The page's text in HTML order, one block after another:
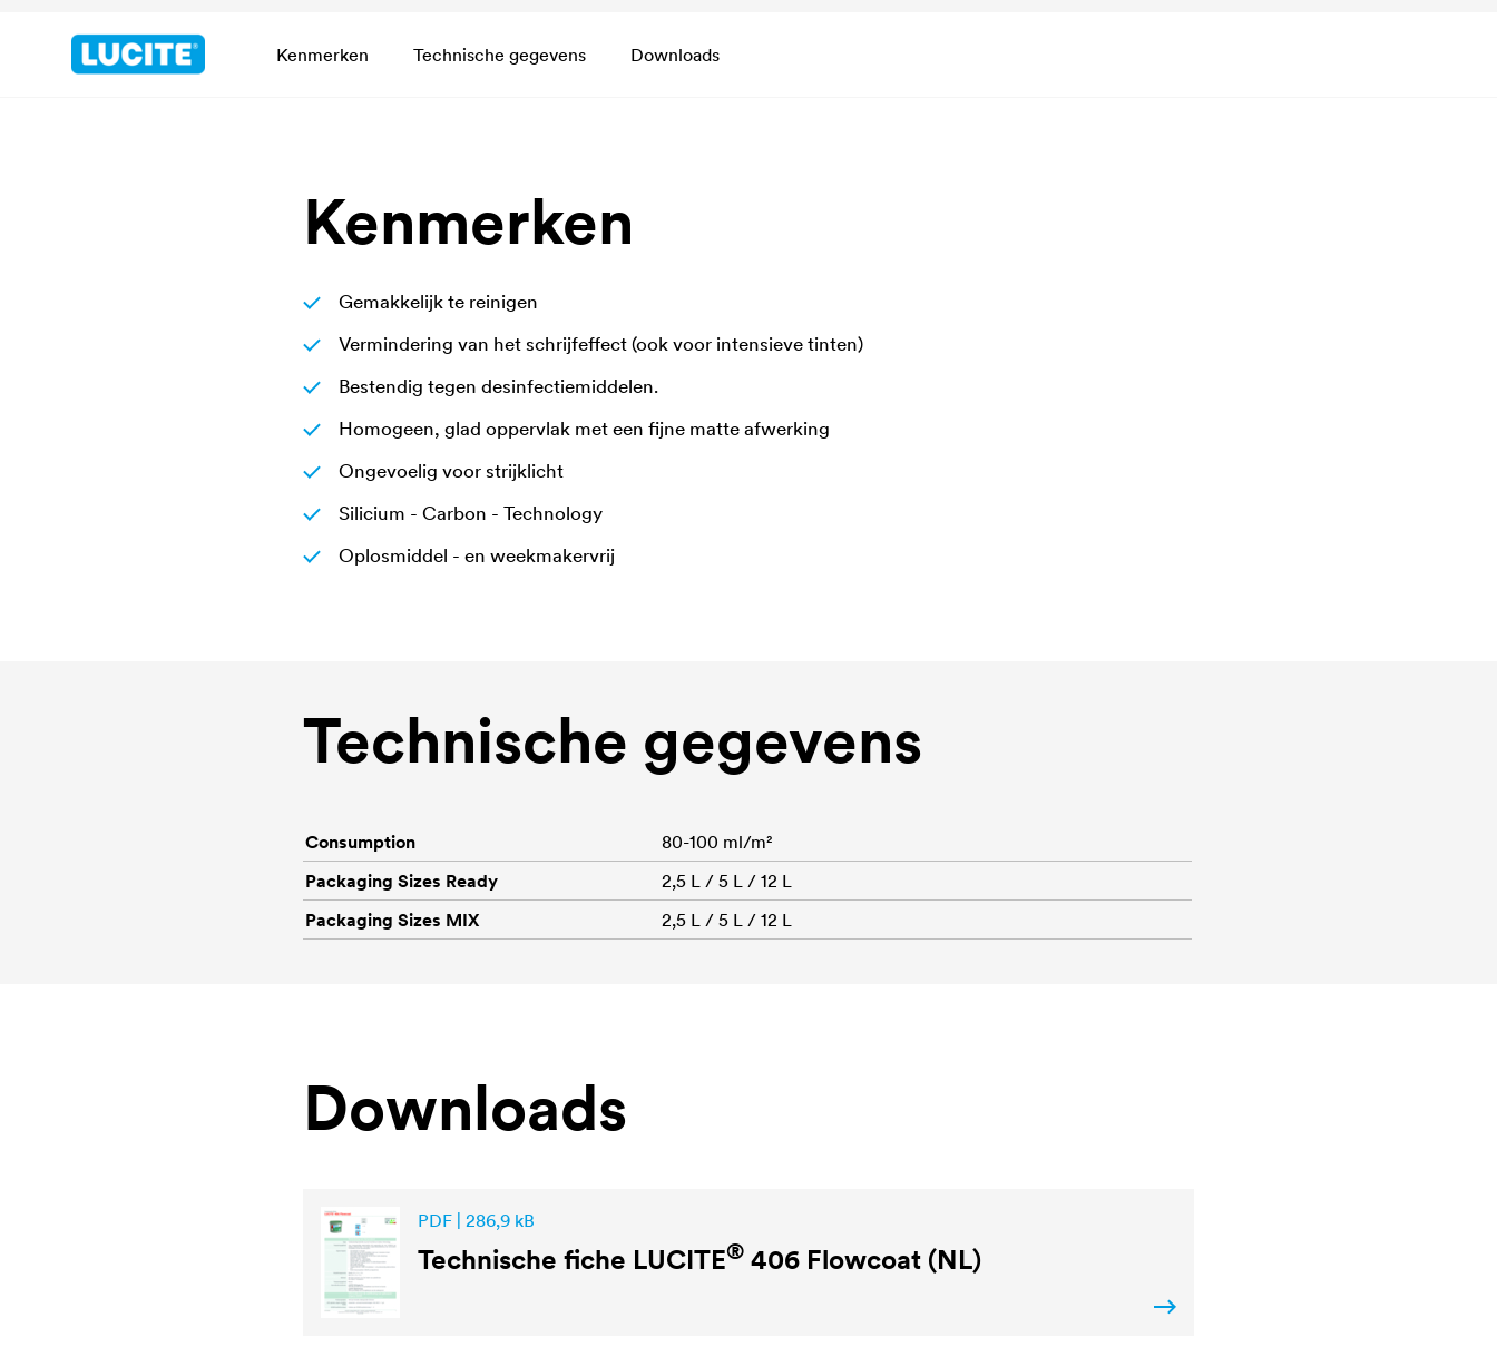
Kenmerken Technische gegevens Downloads
Kenmerken
Gemakkelijk te reinigen
Vermindering van het schrijfeffect (ook voor intensieve tinten)
Bestendig tegen desinfectiemiddelen.
Homogeen, glad oppervlak met een fijne matte afwerking
Ongevoelig voor strijklicht
Silicium - Carbon - Technology
Oplosmiddel - en weekmakervrij
Technische gegevens
Consumption
80-100 ml/m²
Packaging Sizes Ready
2,5 L / 5 L / 12 L
Packaging Sizes MIX
2,5 L / 5 L / 12 L
Downloads
PDF | 286,9 kB
Technische fiche LUCITE® 406 Flowcoat (NL)